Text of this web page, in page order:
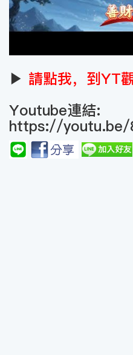
▶ 請點我，到YT
Youtube連結:
https://youtu.be/